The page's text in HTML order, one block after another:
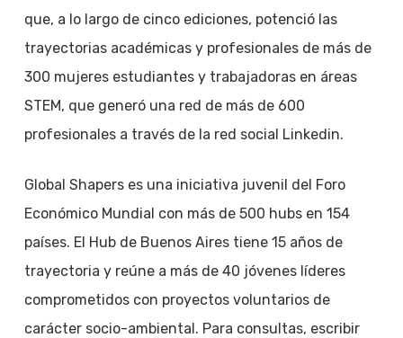
que, a lo largo de cinco ediciones, potenció las
trayectorias académicas y profesionales de más de
300 mujeres estudiantes y trabajadoras en áreas
STEM, que generó una red de más de 600
profesionales a través de la red social Linkedin.
Global Shapers es una iniciativa juvenil del Foro
Económico Mundial con más de 500 hubs en 154
países. El Hub de Buenos Aires tiene 15 años de
trayectoria y reúne a más de 40 jóvenes líderes
comprometidos con proyectos voluntarios de
carácter socio-ambiental. Para consultas, escribir